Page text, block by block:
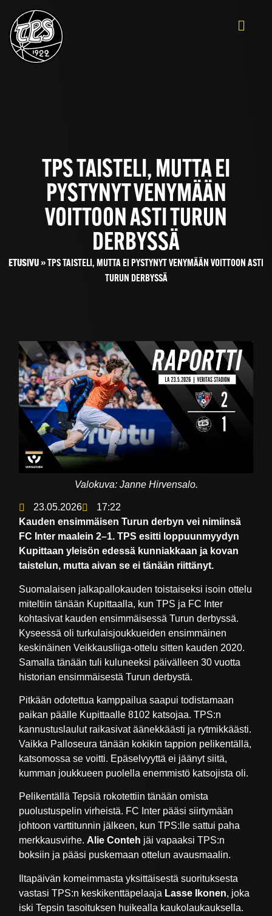
TPS TAISTELI, MUTTA EI
PYSTYNYT VENYMÄÄN
VOITTOON ASTI TURUN
DERBYSSÄ
ETUSIVU»TPS TAISTELI, MUTTA EI PYSTYNYT VENYMÄÄN VOITTOON ASTI
TURUN DERBYSSÄ
Valokuva: Janne Hirvensalo.
23.05.2026
17:22
Kauden ensimmäisen Turun derbyn vei nimiinsä
FC Inter maalein 2–1. TPS esitti loppuunmyydyn
Kupittaan yleisön edessä kunniakkaan ja kovan
taistelun, mutta aivan se ei tänään riittänyt.
Suomalaisen jalkapallokauden toistaiseksi isoin ottelu
miteltiin tänään Kupittaalla, kun TPS ja FC Inter
kohtasivat kauden ensimmäisessä Turun derbyssä.
Kyseessä oli turkulaisjoukkueiden ensimmäinen
keskinäinen Veikkausliiga-ottelu sitten kauden 2020.
Samalla tänään tuli kuluneeksi päivälleen 30 vuotta
historian ensimmäisestä Turun derbystä.
Pitkään odotettua kamppailua saapui todistamaan
paikan päälle Kupittaalle 8102 katsojaa. TPS:n
kannustuslaulut raikasivat äänekkäästi ja rytmikkäästi.
Vaikka Palloseura tänään kokikin tappion pelikentällä,
katsomossa se voitti. Epäselvyyttä ei jäänyt siitä,
kumman joukkueen puolella enemmistö katsojista oli.
Pelikentällä Tepsiä rokotettiin tänään omista
puolustuspelin virheistä. FC Inter pääsi siirtymään
johtoon varttitunnin jälkeen, kun TPS:lle sattui paha
merkkausvirhe. Alie Conteh jäi vapaaksi TPS:n
boksiin ja pääsi puskemaan ottelun avausmaalin.
Iltapäivän komeimmasta yksittäisestä suorituksesta
vastasi TPS:n keskikenttäpelaaja Lasse Ikonen, joka
iski Tepsin tasoituksen huikealla kaukolaukauksella.